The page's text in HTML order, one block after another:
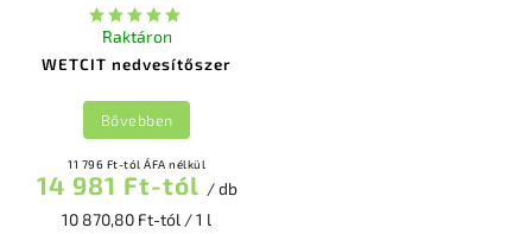
WETCIT nedvesítőszer
Raktáron
11 796 Ft-tól ÁFA nélkül
14 981 Ft-tól / db
10 870,80 Ft-tól / 1 l
Bővebben